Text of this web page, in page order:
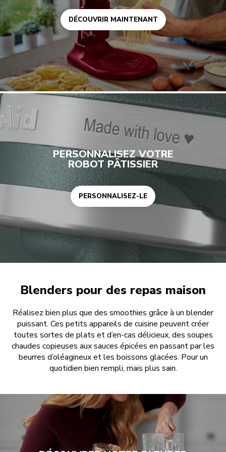
DÉCOUVRIR MAINTENANT
PERSONNALISEZ VOTRE
ROBOT PÂTISSIER
PERSONNALISEZ-LE
Personnalisez-le
Blenders pour des repas maison
Réalisez bien plus que des smoothies grâce à un blender
puissant. Ces petits appareils de cuisine peuvent créer
toutes sortes de plats et d’en-cas délicieux, des soupes
chaudes copieuses aux sauces épicées en passant par les
beurres d’oléagineux et les boissons glacées. Pour un
quotidien bien rempli, mais plus sain.
ACHETER MAINTENANT